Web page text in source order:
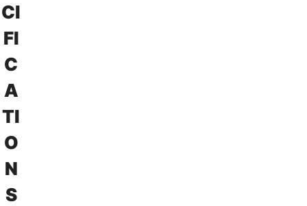
CI
FI
C
A
TI
O
N
S